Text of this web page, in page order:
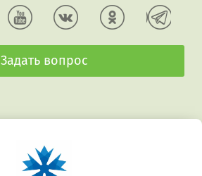
Задать вопрос